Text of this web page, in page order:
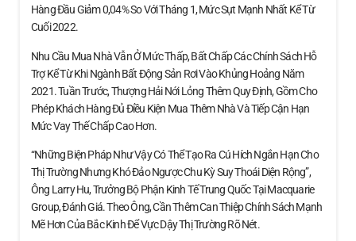
Hàng Đầu Giảm 0,04% So Với Tháng 1, Mức Sụt Mạnh Nhất Kể Từ
Cuối 2022.
Nhu Cầu Mua Nhà Vẫn Ở Mức Thấp, Bất Chấp Các Chính Sách Hỗ
Trợ Kể Từ Khi Ngành Bất Động Sản Rơi Vào Khủng Hoảng Năm
2021. Tuần Trước, Thượng Hải Nới Lỏng Thêm Quy Định, Gồm Cho
Phép Khách Hàng Đủ Điều Kiện Mua Thêm Nhà Và Tiếp Cận Hạn
Mức Vay Thế Chấp Cao Hơn.
“Những Biện Pháp Như Vậy Có Thể Tạo Ra Cú Hích Ngắn Hạn Cho
Thị Trường Nhưng Khó Đảo Ngược Chu Kỳ Suy Thoái Diện Rộng”,
Ông Larry Hu, Trưởng Bộ Phận Kinh Tế Trung Quốc Tại Macquarie
Group, Đánh Giá. Theo Ông, Cần Thêm Can Thiệp Chính Sách Mạnh
Mẽ Hơn Của Bắc Kinh Để Vực Dậy Thị Trường Rõ Nét.